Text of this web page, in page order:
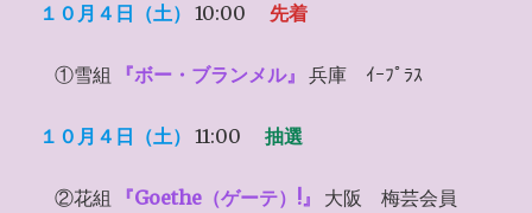
１０月４日（土） 10:00 先着
①雪組 『ボー・ブランメル』 兵庫 ｲｰﾌﾟﾗｽ
１０月４日（土） 11:00 抽選
②花組 『Goethe（ゲーテ）!』 大阪 梅芸会員